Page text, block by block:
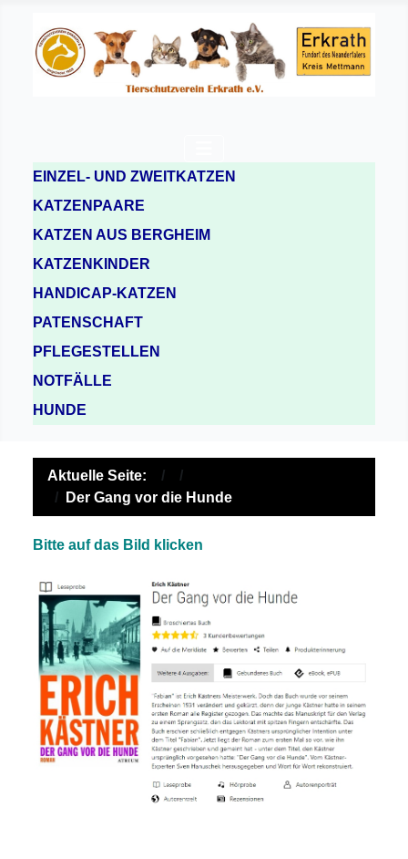
EINZEL- UND ZWEITKATZEN
KATZENPAARE
KATZEN AUS BERGHEIM
KATZENKINDER
HANDICAP-KATZEN
PATENSCHAFT
PFLEGESTELLEN
NOTFÄLLE
HUNDE
Aktuelle Seite:
Der Gang vor die Hunde
Bitte auf das Bild klicken